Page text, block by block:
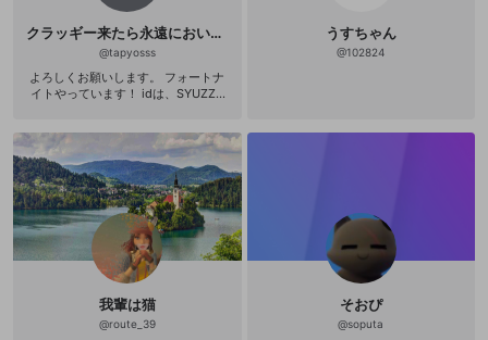
クラッギー来たら永遠においかけるはくまい
@tapyosss
よろしくお願いします。 フォートナ
イトやっています！ idは、SYUZZE
うすちゃん
@102824
我輩は猫
@route_39
そおぴ
@soputa